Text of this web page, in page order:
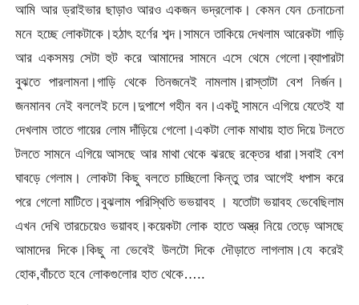
আমি আর ড্রাইভার ছাড়াও আরও একজন ভদ্রলোক। কেমন যেন চেনাচেনা
মনে হচ্ছে লোকটাকে।হঠাৎ হর্ণের শব্দ।সামনে তাকিয়ে দেখলাম আরেকটা গাড়ি
আর একসময় সেটা হুট করে আমাদের সামনে এসে থেমে গেলো।ব্যাপারটা
বুঝতে পারলামনা।গাড়ি থেকে তিনজনেই নামলাম।রাস্তাটা বেশ নির্জন।
জনমানব নেই বললেই চলে।দুপাশে গহীন বন।একটু সামনে এগিয়ে যেতেই যা
দেখলাম তাতে গায়ের লোম দাঁড়িয়ে গেলো।একটা লোক মাথায় হাত দিয়ে টলতে
টলতে সামনে এগিয়ে আসছে আর মাথা থেকে ঝরছে রক্তের ধারা।সবাই বেশ
ঘাবড়ে গেলাম। লোকটা কিছু বলতে চাচ্ছিলো কিন্তু তার আগেই ধপাস করে
পরে গেলো মাটিতে।বুঝলাম পরিস্থিতি ভভয়াবহ । যতোটা ভয়াবহ ভেবেছিলাম
এখন দেখি তারচেয়েও ভয়াবহ।কয়েকটা লোক হাতে অস্ত্র নিয়ে তেড়ে আসছে
আমাদের দিকে।কিছু না ভেবেই উলটো দিকে দৌড়াতে লাগলাম।যে করেই
হোক,বাঁচতে হবে লোকগুলোর হাত থেকে…..